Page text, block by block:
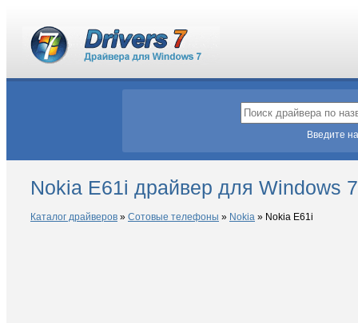
Введите
Nokia E61i драйвер для Windows 7
Каталог драйверов » Сотовые телефоны » Nokia » Nokia E61i